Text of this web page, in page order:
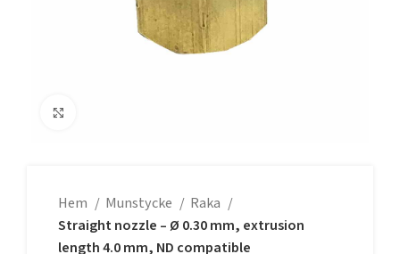
Hem Munstycke
Raka
Straight nozzle – Ø 0.30 mm, extrusion
length 4.0 mm, ND compatible